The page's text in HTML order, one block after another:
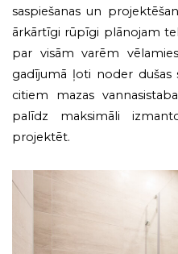
saspiešanas un
ārkārtīgi rūpīgi plānojam
par visām varēm
gadījumā ļoti noder dušas
citiem mazas
palīdz maksimāli
projektēt.